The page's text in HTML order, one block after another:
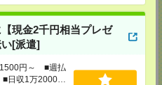
現金2千円相当プレゼ
[派遣]
1500円～ ■週払
収1万2000円
ス
田ビル6F